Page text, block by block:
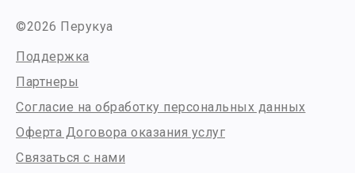
©2026 Перукуа
Поддержка
Партнеры
Согласие на обработку персональных данных
Оферта Договора оказания услуг
Связаться с нами